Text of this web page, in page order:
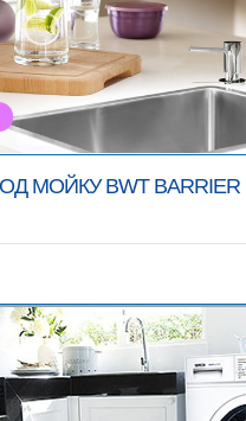
МОЙКУ BWT BARRIER